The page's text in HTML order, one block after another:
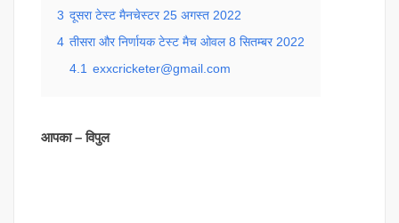
3 दूसरा टेस्ट मैनचेस्टर 25 अगस्त 2022
4 तीसरा और निर्णायक टेस्ट मैच ओवल 8 सितम्बर 2022
4.1 exxcricketer@gmail.com
आपका – विपुल